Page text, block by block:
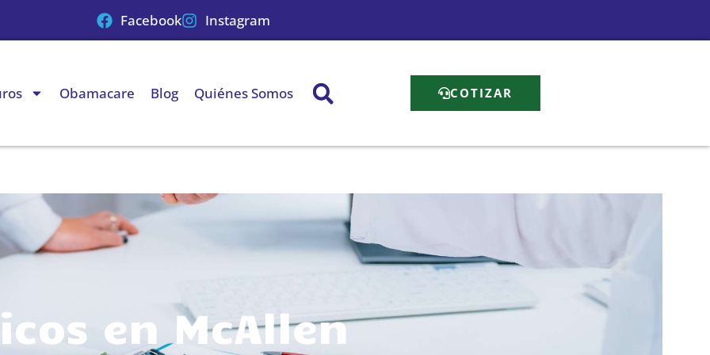
Facebook Instagram
Obamacare Blog Quiénes Somos COTIZAR
en McAllen